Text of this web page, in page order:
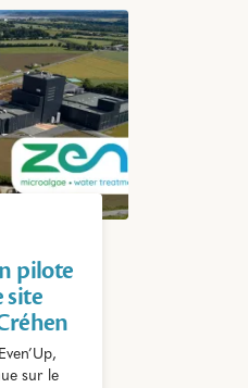
pilote
site
sur le